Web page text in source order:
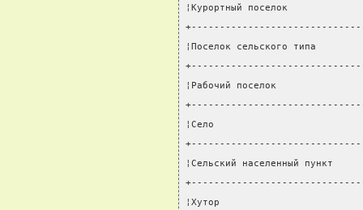
¦Курортный поселок
¦Поселок сельского
¦Рабочий поселок
¦Село
¦Сельский населенный
¦Хутор